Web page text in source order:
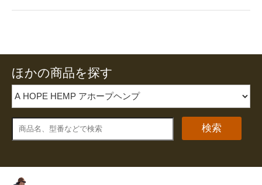
ほかの商品を探す
検索